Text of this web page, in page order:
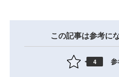
この記事は参考に
4